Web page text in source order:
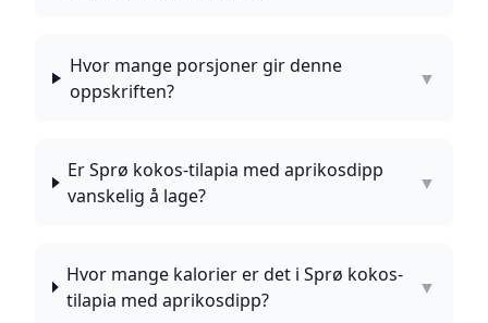
Hvor mange porsjoner gir denne
oppskriften?
▼
Er Sprø kokos-tilapia med aprikosdipp
vanskelig å lage?
▼
Hvor mange kalorier er det i Sprø kokos-
tilapia med aprikosdipp?
▼